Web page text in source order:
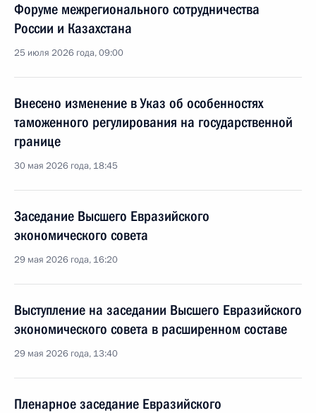
Форуме межрегионального сотрудничества
России и Казахстана
25 июля 2026 года, 09:00
Внесено изменение в Указ об особенностях
таможенного регулирования на государственной
границе
30 мая 2026 года, 18:45
Заседание Высшего Евразийского
экономического совета
29 мая 2026 года, 16:20
Выступление на заседании Высшего Евразийского
экономического совета в расширенном составе
29 мая 2026 года, 13:40
Пленарное заседание Евразийского